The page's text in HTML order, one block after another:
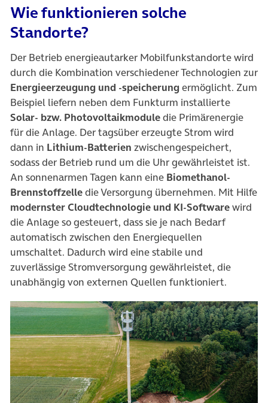
Wie funktionieren solche
Standorte?
Der Betrieb energieautarker Mobilfunkstandorte wird
durch die Kombination verschiedener Technologien zur
Energieerzeugung und -speicherung ermöglicht. Zum
Beispiel liefern neben dem Funkturm installierte
Solar- bzw. Photovoltaikmoduledie Primärenergie
für die Anlage. Der tagsüber erzeugte Strom wird
dann in Lithium-Batterien zwischengespeichert,
sodass der Betrieb rund um die Uhr gewährleistet ist.
An sonnenarmen Tagen kann eine Biomethanol-
Brennstoffzelledie Versorgung übernehmen. Mit Hilfe
modernster Cloudtechnologie und KI-Softwarewird
die Anlage so gesteuert, dass sie je nach Bedarf
automatisch zwischen den Energiequellen
umschaltet. Dadurch wird eine stabile und
zuverlässige Stromversorgung gewährleistet, die
unabhängig von externen Quellen funktioniert.